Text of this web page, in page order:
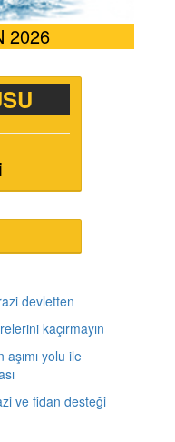
2026
devletten
kaçırmayın
yolu ile
ve fidan desteği